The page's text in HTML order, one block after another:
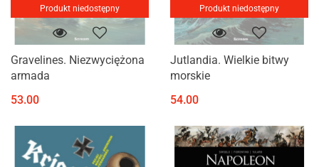
Produkt niedostępny
Gravelines. Niezwyciężona
armada
53.00
Produkt niedostępny
Jutlandia. Wielkie bitwy
morskie
54.00